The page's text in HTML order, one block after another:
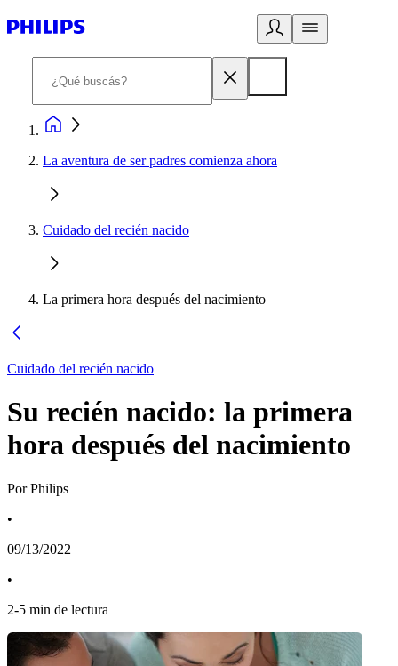
La aventura de ser padres comienza ahora
Cuidado del recién nacido
La primera hora después del nacimiento
Cuidado del recién nacido
Su recién nacido: la primera
hora después del nacimiento
Por Philips
•
09/13/2022
•
2-5 min de lectura